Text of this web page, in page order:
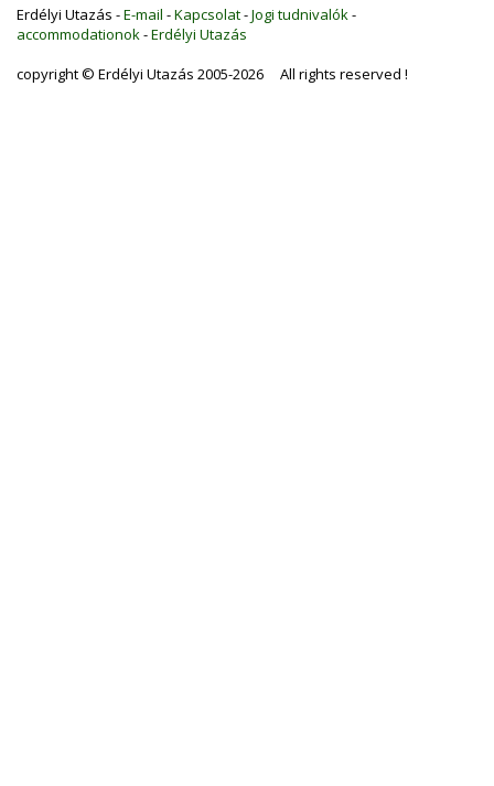
Erdélyi Utazás -E-mail -Kapcsolat-Jogi tudnivalók-
accommodationok-Erdélyi Utazás
copyright © Erdélyi Utazás 2005-2026 All rights reserved !